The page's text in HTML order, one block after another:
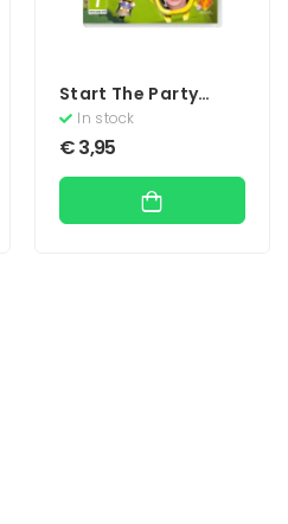
Start The Party
(Move)
In stock
€3,95